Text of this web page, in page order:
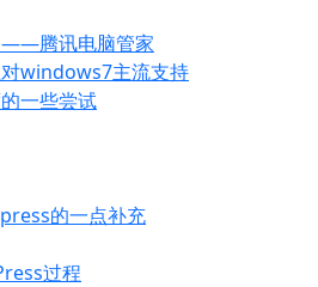
——腾讯电脑管家
windows7主流支持
一些尝试
的一点补充
过程